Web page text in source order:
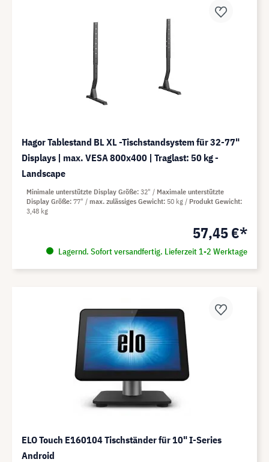
Hagor Tablestand BL XL -Tischstandsystem für 32-77"
Displays | max. VESA 800x400 | Traglast: 50 kg -
Landscape
57,45 €*
Lagernd. Sofort versandfertig. Lieferzeit 1-2 Werktage
Minimale unterstützte Display Größe 32"
Maximale unterstützte
Display Größe 77" max. zulässiges Gewicht 50 kg
Produkt Gewicht
3,48 kg
ELO Touch E160104 Tischständer für 10" I-Series
Android